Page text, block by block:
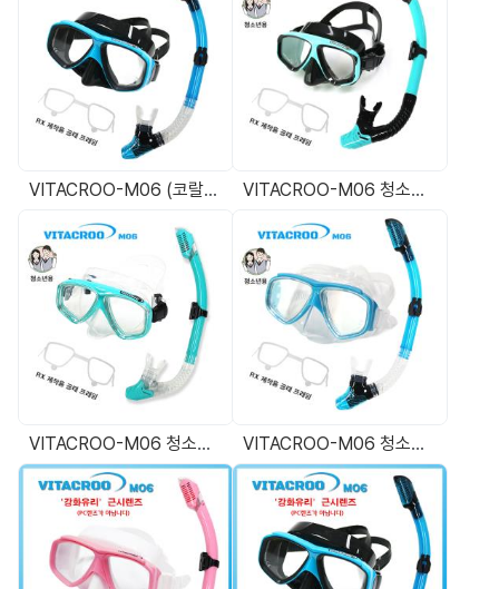
VITACROO-M06 (코랄블루) 도수스노쿨링마스크 도수용다이빙마스크 (근시,난시,원시 Rx제작형 프레임포함) VITACROO-M06 청소년용(민트블루) 도수스노쿨링마스크 도수용다이빙마스크 (근시,난시,원시 Rx제작형 프레임포함)
VITACROO-M06 청소년용(클리어 민트) 도수스노쿨링마스크 도수용다이빙마스크 (근시,난시,원시 Rx제작형 프레임포함) VITACROO-M06 청소년용(코랄블루 클리어) 도수스노쿨링마스크 도수용다이빙마스크 (근시,난시,원시 Rx제작형 프레임포함)